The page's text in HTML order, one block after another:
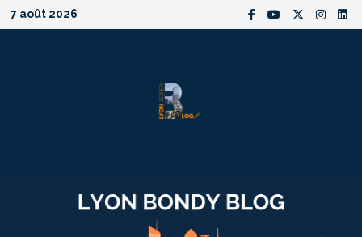
Passer
au
7 août 2026